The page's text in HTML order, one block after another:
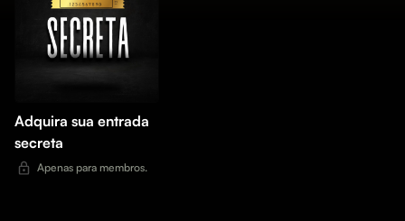
Adquira sua entrada
secreta
Apenas para membros.